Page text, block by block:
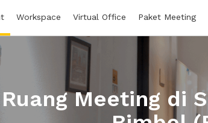
Workspace Virtual Office Paket Meeting
Meeting di